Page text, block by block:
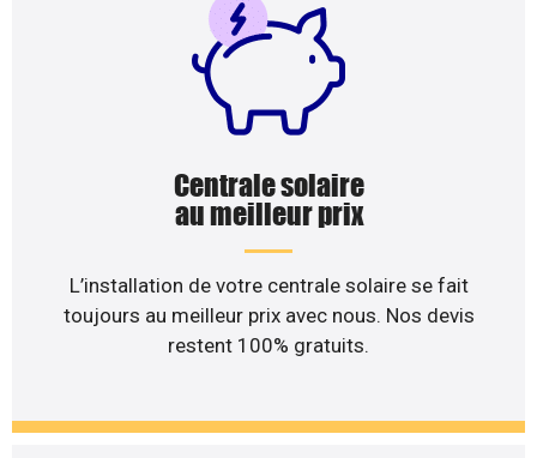
Centrale solaire
au meilleur prix
L’installation de votre centrale solaire se fait
toujours au meilleur prix avec nous. Nos devis
restent 100% gratuits.